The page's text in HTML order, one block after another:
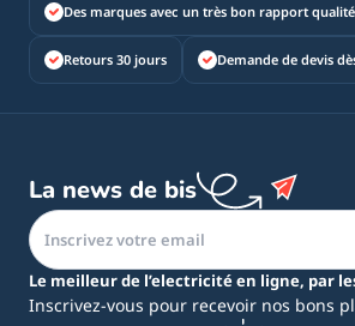
Des marques avec un très bon rapport
Retours 30 jours Demande de devis
La news de bis
Le meilleur de l’electricité en ligne, par
Inscrivez-vous pour recevoir nos bons